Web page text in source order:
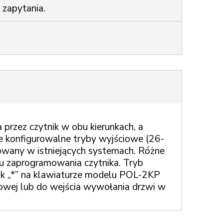
czytnik w obu kierunkach, a
konfigurowalne tryby wyjściowe (26-
w istniejących systemach. Różne
zaprogramowania czytnika. Tryb
„*” na klawiaturze modelu POL-2KP
lub do wejścia wywołania drzwi w